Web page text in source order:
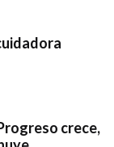
crece,